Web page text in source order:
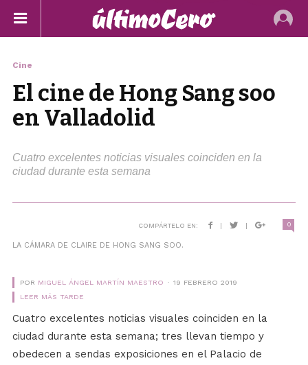
Cine
El cine de Hong Sang soo
en Valladolid
Cuatro excelentes noticias visuales coinciden en la
ciudad durante esta semana
COMPÁRTELO EN: | | 0
LA CÁMARA DE CLAIRE DE HONG SANG SOO.
POR MIGUEL ÁNGEL MARTÍN MAESTRO
19 FEBRERO 2019
LEER MÁS TARDE
Cuatro excelentes noticias visuales coinciden en la
ciudad durante esta semana; tres llevan tiempo y
obedecen a sendas exposiciones en el Palacio de